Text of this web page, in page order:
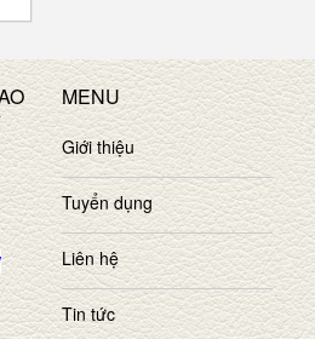
MENU
Giới thiệu
Tuyển dụng
Liên hệ
Tin tức